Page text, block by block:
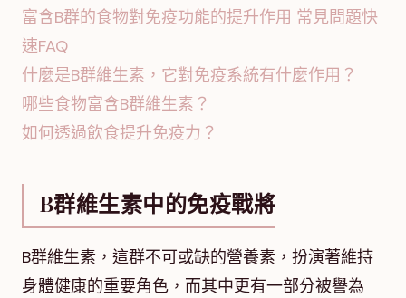
富含B群的食物對免疫功能的提升作用 常見問題快
速FAQ
什麼是B群維生素，它對免疫系統有什麼作用？
哪些食物富含B群維生素？
如何透過飲食提升免疫力？
B群維生素中的免疫戰將
B群維生素，這群不可或缺的營養素，扮演著維持
身體健康的重要角色，而其中更有一部分被譽為